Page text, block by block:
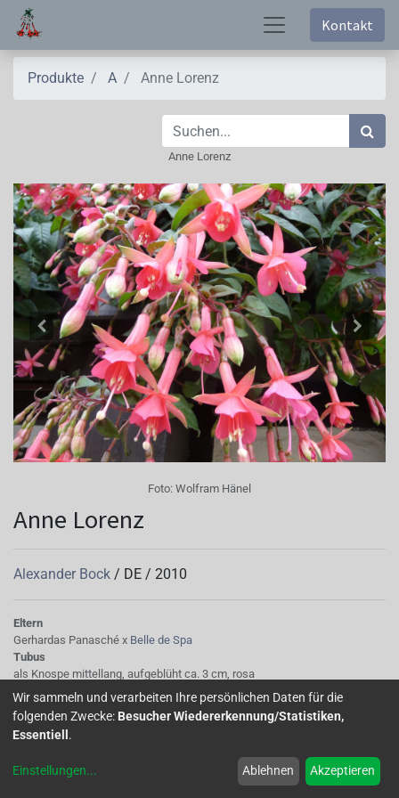
Kontakt
Produkte A Anne Lorenz
Anne Lorenz
Foto: Wolfram Hänel
Anne Lorenz
Alexander Bock / DE / 2010
Eltern
Gerhardas Panasché x Belle de Spa
Tubus
als Knospe mittellang, aufgeblüht ca. 3 cm, rosa
Sepalen
rosa mit grüner Spitze
Korolle/Petalen
rosa ungefüllt
bei hellem Standort rötlich, elliptisch
Wir sammeln und verarbeiten Ihre persönlichen Daten für die
folgenden Zwecke: Besucher Wiedererkennung/Statistiken,
Essentiell .
Einstellungen... Ablehnen Akzeptieren